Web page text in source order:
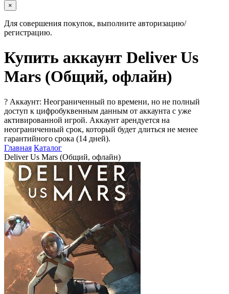
×
Для совершения покупок, выполните авторизацию/
регистрацию.
Купить аккаунт Deliver Us
Mars (Общий, офлайн)
? Аккаунт: Неограниченный по времени, но не полный
доступ к цифробуквенным данным от аккаунта с уже
активированной игрой. Аккаунт арендуется на
неограниченный срок, который будет длиться не менее
гарантийного срока (14 дней).
Главная Каталог
Deliver Us Mars (Общий, офлайн)